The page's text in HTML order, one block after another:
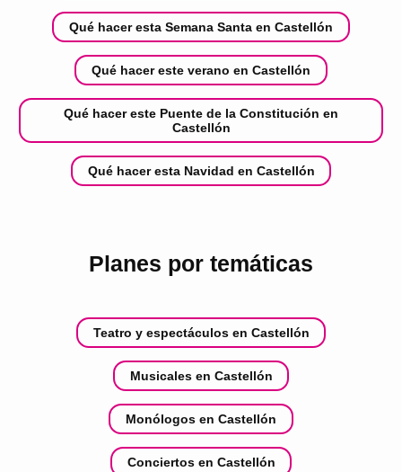
Qué hacer esta Semana Santa en Castellón
Qué hacer este verano en Castellón
Qué hacer este Puente de la Constitución en
Castellón
Qué hacer esta Navidad en Castellón
Planes por temáticas
Teatro y espectáculos en Castellón
Musicales en Castellón
Monólogos en Castellón
Conciertos en Castellón